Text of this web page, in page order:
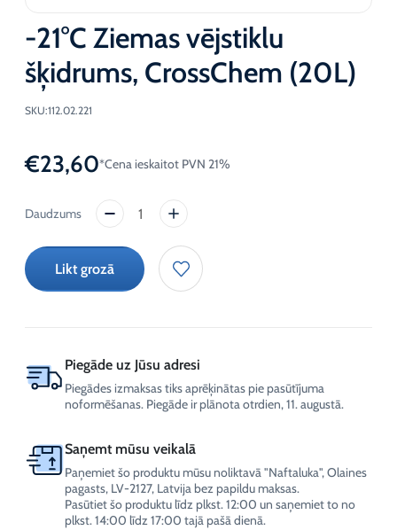
-21°C Ziemas vējstiklu
šķidrums, CrossChem (20L)
SKU:112.02.221
€23,60*Cena ieskaitot PVN 21%
-21°C
vējstiklu
šķidrums,
CrossChem
Likt grozā
Piegāde uz Jūsu adresi
Piegādes izmaksas tiks aprēķinātas pie pasūtījuma
noformēšanas. Piegāde ir plānota otrdien, 11. augustā.
Saņemt mūsu veikalā
Paņemiet šo produktu mūsu noliktavā "Naftaluka", Olaines
pagasts, LV-2127, Latvija bez papildu maksas.
Pasūtiet šo produktu līdz plkst. 12:00 un saņemiet to no
plkst. 14:00 līdz 17:00 tajā pašā dienā.